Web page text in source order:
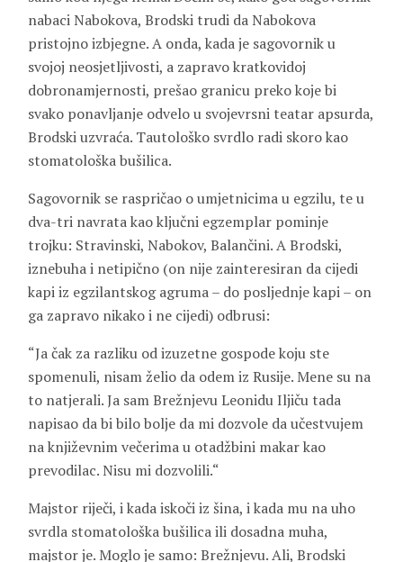
nabaci Nabokova, Brodski trudi da Nabokova
pristojno izbjegne. A onda, kada je sagovornik u
svojoj neosjetljivosti, a zapravo kratkovidoj
dobronamjernosti, prešao granicu preko koje bi
svako ponavljanje odvelo u svojevrsni teatar apsurda,
Brodski uzvraća. Tautološko svrdlo radi skoro kao
stomatološka bušilica.
Sagovornik se raspričao o umjetnicima u egzilu, te u
dva-tri navrata kao ključni egzemplar pominje
trojku: Stravinski, Nabokov, Balančini. A Brodski,
iznebuha i netipično (on nije zainteresiran da cijedi
kapi iz egzilantskog agruma – do posljednje kapi – on
ga zapravo nikako i ne cijedi) odbrusi:
“Ja čak za razliku od izuzetne gospode koju ste
spomenuli, nisam želio da odem iz Rusije. Mene su na
to natjerali. Ja sam Brežnjevu Leonidu Iljiču tada
napisao da bi bilo bolje da mi dozvole da učestvujem
na književnim večerima u otadžbini makar kao
prevodilac. Nisu mi dozvolili.“
Majstor riječi, i kada iskoči iz šina, i kada mu na uho
svrdla stomatološka bušilica ili dosadna muha,
majstor je. Moglo je samo: Brežnjevu. Ali, Brodski